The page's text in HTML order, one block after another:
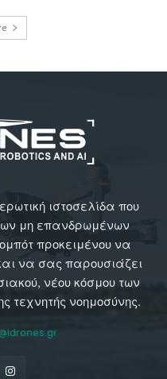
ιστοσελίδα που
μη επανδρωμένων
προκειμένου να
να σας παρουσιάζει
νέου κόσμου των
τεχνητής νοημοσύνης.